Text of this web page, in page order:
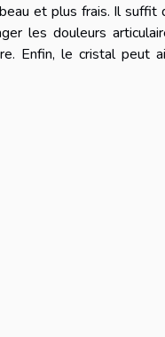
et plus frais. Il suffit
les douleurs
Enfin, le cristal peut